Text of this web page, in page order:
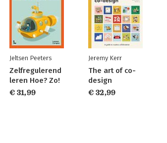
Jeltsen Peeters
Zelfregulerend
leren Hoe? Zo!
€ 31,99
Jeremy Kerr
The art of co-
design
€ 32,99